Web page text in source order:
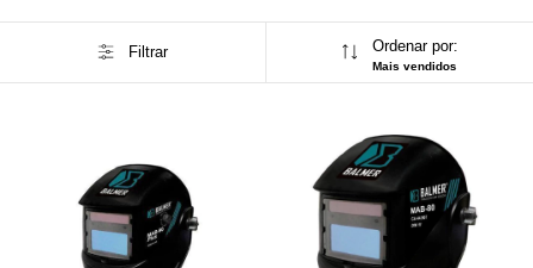
Filtrar Ordenar por:
Mais vendidos